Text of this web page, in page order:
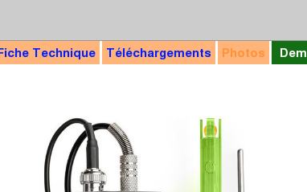
Technique Téléchargements Photos